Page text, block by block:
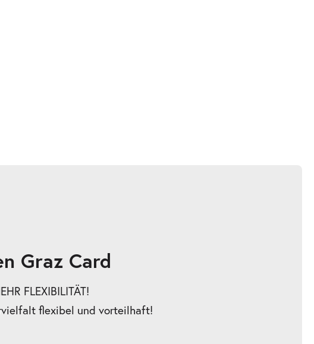
Graz Card
FLEXIBILITÄT!
flexibel und vorteilhaft!